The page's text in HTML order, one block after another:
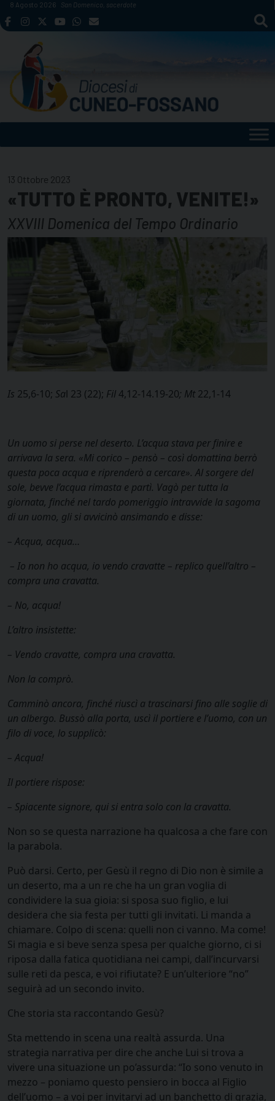
Skip
to
8 Agosto 2026 San Domenico, sacerdote
13 Ottobre 2023
«TUTTO È PRONTO, VENITE!»
XXVIII Domenica del Tempo Ordinario
Is 25,6-10; Sal 23 (22); Fil 4,12-14.19-20; Mt22,1-14
Un uomo si perse nel deserto. L’acqua stava per finire e
arrivava la sera. «Mi corico – pensò – così domattina berrò
questa poca acqua e riprenderò a cercare». Al sorgere del
sole, bevve l’acqua rimasta e partì. Vagò per tutta la
giornata, finché nel tardo pomeriggio intravvide la sagoma
di un uomo, gli si avvicinò ansimando e disse:
– Acqua, acqua…
– Io non ho acqua, io vendo cravatte – replico quell’altro –
compra una cravatta.
– No, acqua!
L’altro insistette:
– Vendo cravatte, compra una cravatta.
Non la comprò.
Camminò ancora, finché riuscì a trascinarsi fino alle soglie di
un albergo. Bussò alla porta, uscì il portiere e l’uomo, con un
filo di voce, lo supplicò:
– Acqua!
Il portiere rispose:
– Spiacente signore, qui si entra solo con la cravatta.
Non so se questa narrazione ha qualcosa a che fare con
la parabola.
Può darsi. Certo, per Gesù il regno di Dio non è simile a
un deserto, ma a un re che ha un gran voglia di
condividere la sua gioia: si sposa suo figlio, e lui
desidera che sia festa per tutti gli invitati. Li manda a
chiamare. Colpo di scena: quelli non ci vanno. Ma come!
Si magia e si beve senza spesa per qualche giorno, ci si
riposa dalla fatica quotidiana nei campi, dall’incurvarsi
sulle reti da pesca, e voi rifiutate? E un’ulteriore “no”
seguirà ad un secondo invito.
Che storia sta raccontando Gesù?
Sta mettendo in scena una realtà assurda. Una
strategia narrativa per dire che anche Lui si trova a
vivere una situazione un po’assurda: “Io sono venuto in
mezzo – poniamo questo pensiero in bocca al Figlio
dell’uomo – a voi per invitarvi ad un banchetto di grazia,